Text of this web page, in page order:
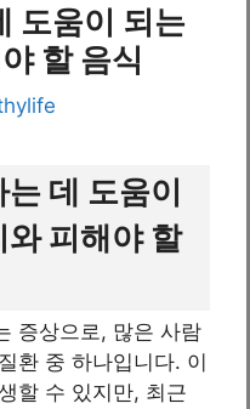
도움이 되는
할 음식
데 도움이
피해야 할
증상으로, 많은 사람
환 중 하나입니다. 이
할 수 있지만, 최근